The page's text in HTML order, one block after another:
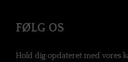
FØLG OS
Hold dig opdateret med vores